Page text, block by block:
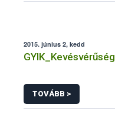
2015. június 2, kedd
GYIK_Kevésvérűség
TOVÁBB >